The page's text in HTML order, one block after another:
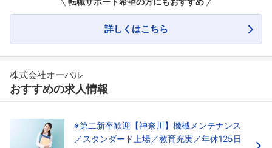
詳しくはこちら
株式会社オーバル
おすすめの求人情報
※第二新卒歓迎【神奈川】機械メンテナンス
／スタンダード上場／教育充実／年休125日